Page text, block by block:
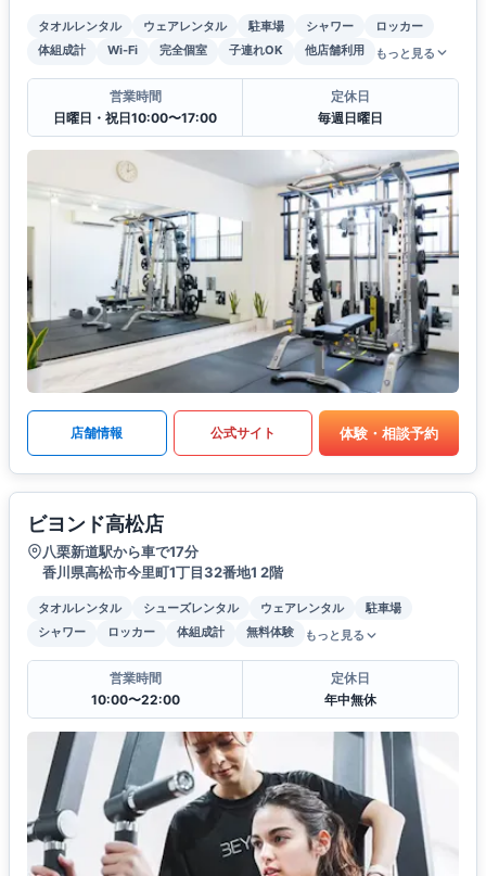
タオルレンタル ウェアレンタル 駐車場 シャワー
ロッカー
体組成計
Wi-Fi 完全個室 子連れOK 他店舗利用 もっと見る
営業時間
日曜日・祝日10:00〜17:00
定休日
毎週日曜日
店舗情報 公式サイト 体験・相談予約
ビヨンド高松店
八栗新道駅から車で17分
香川県高松市今里町1丁目32番地1 2階
タオルレンタル シューズレンタル ウェアレンタル
駐車場
シャワー
ロッカー 体組成計 無料体験 もっと見る
営業時間
10:00〜22:00
定休日
年中無休